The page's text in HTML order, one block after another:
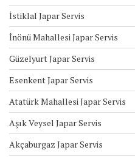
İstiklal Japar Servis
İnönü Mahallesi Japar Servis
Güzelyurt Japar Servis
Esenkent Japar Servis
Atatürk Mahallesi Japar Servis
Aşık Veysel Japar Servis
Akçaburgaz Japar Servis